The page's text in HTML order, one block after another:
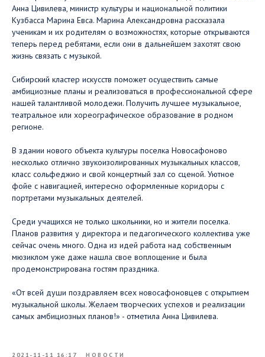
Анна Цивилева, министр культуры и национальной политики
Кузбасса Марина Евса. Марина Александровна рассказала
ученикам и их родителям о возможностях, которые открываются
теперь перед ребятами, если они в дальнейшем захотят свою
жизнь связать с музыкой.
Сибирский кластер искусств поможет осуществить самые
амбициозные планы и реализоваться в профессиональной сфере
нашей талантливой молодежи. Получить лучшее музыкальное,
театральное или хореографическое образование в родном
регионе.
В здании нового объекта культуры поселка Новосафоново
несколько отлично звукоизолированных музыкальных классов,
класс сольфеджио и свой концертный зал со сценой. Уютное
фойе с навигацией, интересно оформленные коридоры с
портретами музыкальных деятелей.
Среди учащихся не только школьники, но и жители поселка.
Планов развития у директора и педагогического коллектива уже
сейчас очень много. Одна из идей работа над собственным
мюзиклом уже даже нашла свое воплощение и была
продемонстрирована гостям праздника.
«От всей души поздравляем всех новосафоновцев с открытием
музыкальной школы. Желаем творческих успехов и реализации
самых амбициозных планов!» - отметила Анна Цивилева.
2021-11-11 16:17 НОВОСТИ